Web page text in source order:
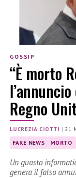
GOSSIP
“È morto
Regno
LUCREZIA CIOTTI |21
FAKE NEWS MORTO
Un guasto
genera il falso